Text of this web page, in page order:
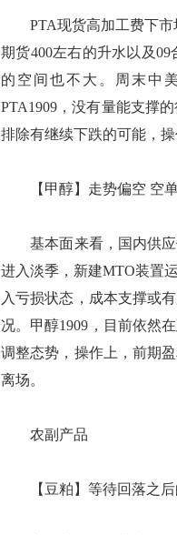
PTA现货高加工费下市
期货400左右的升水以及
的空间也不大。周末中
PTA1909，没有量能支撑
排除有继续下跌的可能，操
【甲醇】走势偏空 空单
基本面来看，国内供应
进入淡季，新建MTO装置
入亏损状态，成本支撑或
况。甲醇1909，目前依然
调整态势，操作上，前期
离场。
农副产品
【豆粕】等待回落之后